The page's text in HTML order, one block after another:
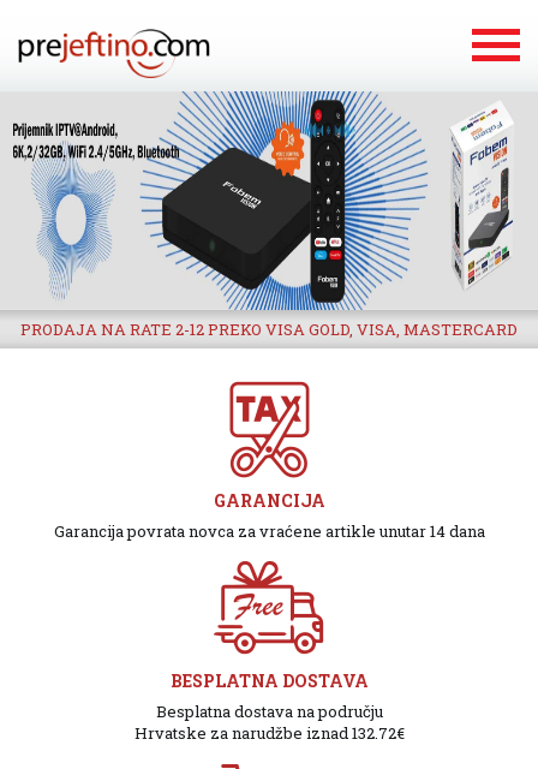
PRODAJA NA RATE 2-12 PREKO VISA GOLD, VISA, MASTERCARD
GARANCIJA
Garancija povrata novca za vraćene artikle unutar 14 dana
BESPLATNA DOSTAVA
Besplatna dostava na području
Hrvatske za narudžbe iznad 132.72€